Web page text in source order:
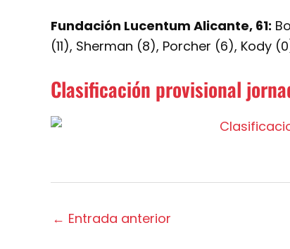
Fundación Lucentum Alicante, 61:
(11), Sherman (8), Porcher (6), Kody
Clasificación provisional
← Entrada anterior